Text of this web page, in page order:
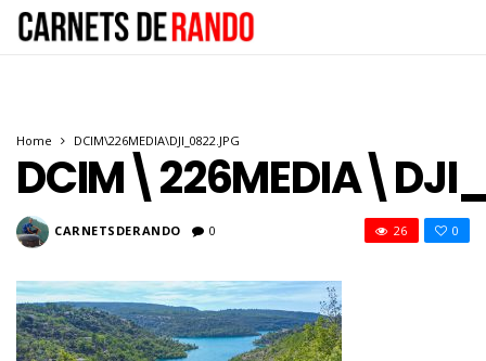
Home DCIM\226MEDIA\DJI_0822.JPG
CARNETSDERANDO 0 0
26